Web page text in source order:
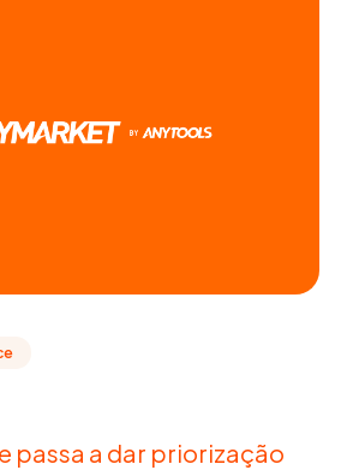
passa a dar priorização